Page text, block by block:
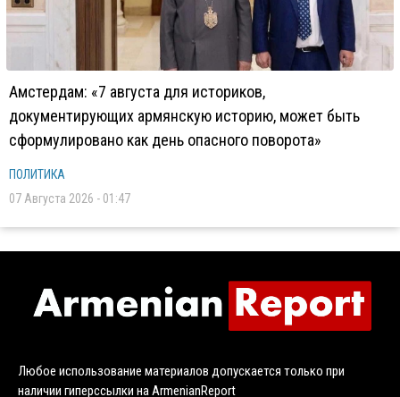
Амстердам: «7 августа для историков,
документирующих армянскую историю, может быть
сформулировано как день опасного поворота»
ПОЛИТИКА
07 Августа 2026 - 01:47
Любое использование материалов допускается только при
наличии гиперссылки на ArmenianReport